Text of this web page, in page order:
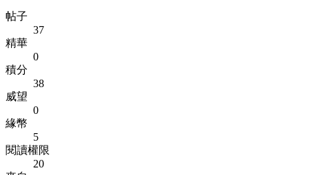
帖子
37
精華
0
積分
38
威望
0
緣幣
5
閱讀權限
20